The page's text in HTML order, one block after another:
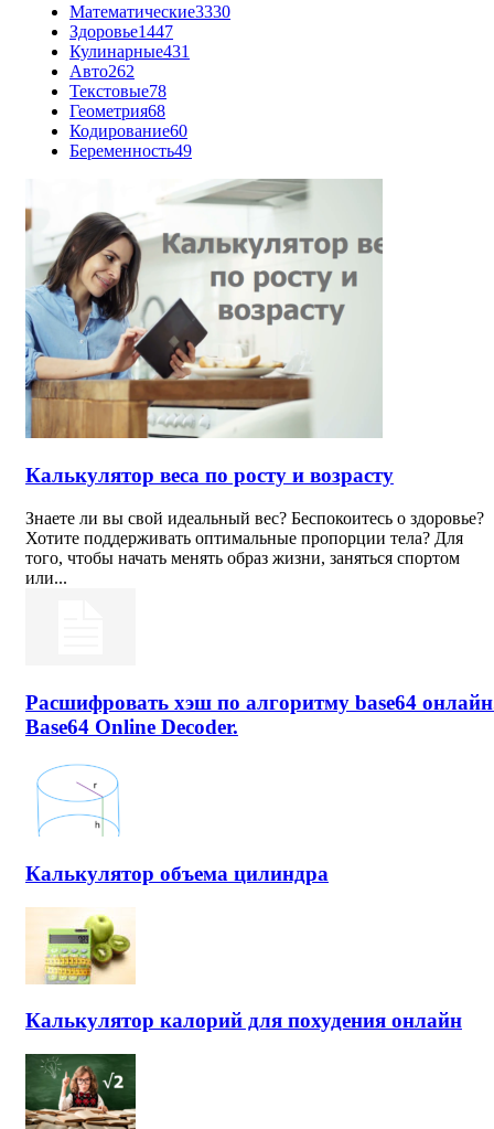
Математические3330
Здоровье1447
Кулинарные431
Авто262
Текстовые78
Геометрия68
Кодирование60
Беременность49
Калькулятор веса по росту и возрасту
Знаете ли вы свой идеальный вес? Беспокоитесь о здоровье?
Хотите поддерживать оптимальные пропорции тела? Для
того, чтобы начать менять образ жизни, заняться спортом
или...
Расшифровать хэш по алгоритму base64
Base64 Online Decoder.
Калькулятор объема цилиндра
Калькулятор калорий для похудения онлайн